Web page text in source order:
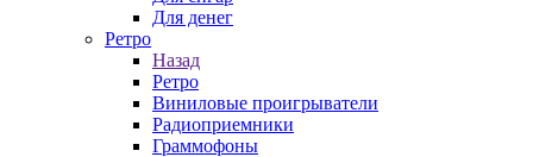
Для денег
Ретро
Назад
Ретро
Виниловые проигрыватели
Радиоприемники
Граммофоны